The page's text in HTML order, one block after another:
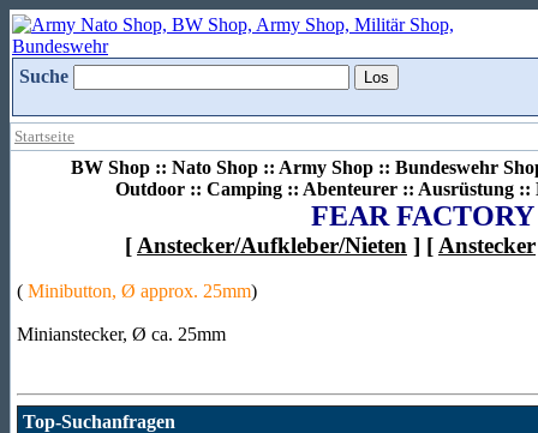
Suche
Startseite
BW Shop :: Nato Shop :: Army Shop :: Bundeswehr
Outdoor :: Camping :: Abenteurer :: Ausrüstung ::
FEAR FACTORY
[ Anstecker/Aufkleber/Nieten ] [ Anstecker
( Minibutton, Ø approx. 25mm)
Minianstecker, Ø ca. 25mm
Top-Suchanfragen